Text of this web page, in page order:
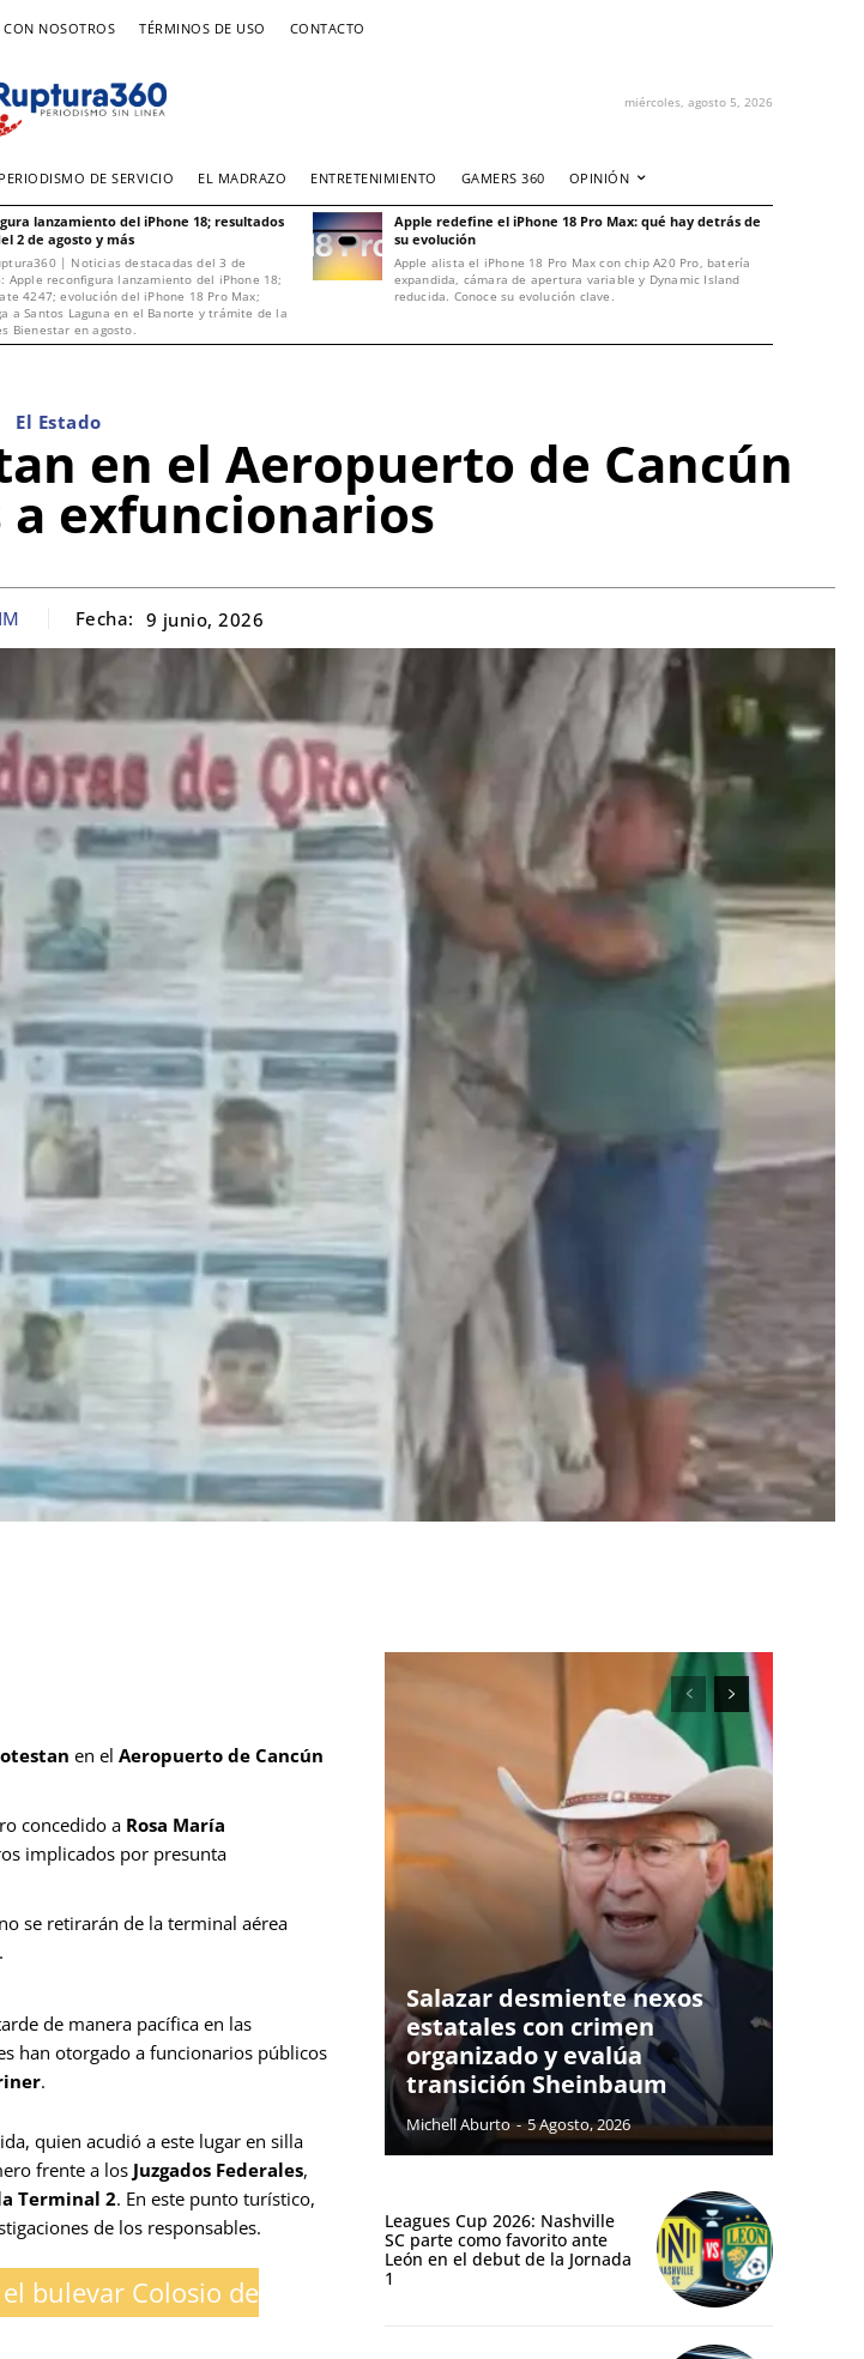
NOSOTROS TÉRMINOS DE USO CONTACTO
miércoles, agosto 5, 2026
PERIODISMO DE SERVICIO EL MADRAZO ENTRETENIMIENTO GAMERS 360 OPINIÓN
lanzamiento del iPhone 18; resultados
2 de agosto y más
| Noticias destacadas del 3 de
Apple reconfigura lanzamiento del iPhone 18;
4247; evolución del iPhone 18 Pro Max;
a Santos Laguna en el Banorte y trámite de la
Bienestar en agosto.
Apple redefine el iPhone 18 Pro Max: qué hay detrás de
su evolución
Apple alista el iPhone 18 Pro Max con chip A20 Pro, batería
expandida, cámara de apertura variable y Dynamic Island
reducida. Conoce su evolución clave.
El Estado
en el Aeropuerto de Cancún
exfuncionarios
Fecha: 9 junio, 2026
en el Aeropuerto de Cancún
concedido a Rosa María
implicados por presunta
se retirarán de la terminal aérea
.
de manera pacífica en las
han otorgado a funcionarios públicos
.
quien acudió a este lugar en silla
frente a los Juzgados Federales,
Terminal 2. En este punto turístico,
de los responsables.
bulevar Colosio de
Salazar desmiente nexos
estatales con crimen
organizado y evalúa
transición Sheinbaum
Michell Aburto - 5 Agosto, 2026
Leagues Cup 2026: Nashville
SC parte como favorito ante
León en el debut de la Jornada
1